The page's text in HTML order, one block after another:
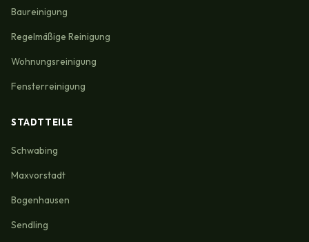
Baureinigung
Regelmäßige Reinigung
Wohnungsreinigung
Fensterreinigung
STADTTEILE
Schwabing
Maxvorstadt
Bogenhausen
Sendling